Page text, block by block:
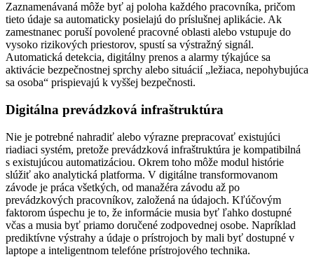
Zaznamenávaná môže byť aj poloha každého pracovníka, pričom
tieto údaje sa automaticky posielajú do príslušnej aplikácie. Ak
zamestnanec poruší povolené pracovné oblasti alebo vstupuje do
vysoko rizikových priestorov, spustí sa výstražný signál.
Automatická detekcia, digitálny prenos a alarmy týkajúce sa
aktivácie bezpečnostnej sprchy alebo situácií „ležiaca, nepohybujúca
sa osoba“ prispievajú k vyššej bezpečnosti.
Digitálna prevádzková infraštruktúra
Nie je potrebné nahradiť alebo výrazne prepracovať existujúci
riadiaci systém, pretože prevádzková infraštruktúra je kompatibilná
s existujúcou automatizáciou. Okrem toho môže modul histórie
slúžiť ako analytická platforma. V digitálne transformovanom
závode je práca všetkých, od manažéra závodu až po
prevádzkových pracovníkov, založená na údajoch. Kľúčovým
faktorom úspechu je to, že informácie musia byť ľahko dostupné
včas a musia byť priamo doručené zodpovednej osobe. Napríklad
prediktívne výstrahy a údaje o prístrojoch by mali byť dostupné v
laptope a inteligentnom telefóne prístrojového technika.